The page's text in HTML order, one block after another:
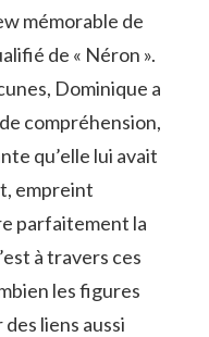
mémorable de
de « Néron ».
Dominique a
compréhension,
qu’elle lui avait
empreint
parfaitement la
à travers ces
les figures
liens aussi